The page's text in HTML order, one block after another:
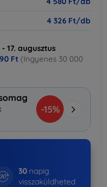
4 326 Ft/db
17. augusztus
Ft (Ingyenes 30 000
-15%
30 napig
visszaküldheted